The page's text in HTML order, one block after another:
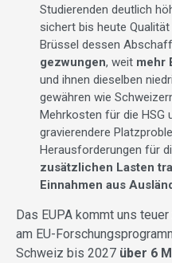
Studierenden deutlich
sichert bis heute
Brüssel dessen
gezwungen, weit mehr
und ihnen dieselben
gewähren wie
Mehrkosten für die HSG
gravierendere
Herausforderungen für
zusätzlichen Lasten
Einnahmen aus
Das EUPA kommt uns
am EU-
Schweiz bis 2027 über 6